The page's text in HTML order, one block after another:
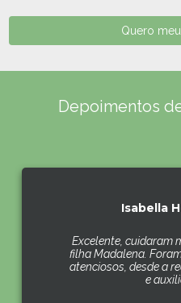
Quero
Depoimentos
Isabella
Excelente, cuidaram
filha Madalena.
atenciosos, desde a
e